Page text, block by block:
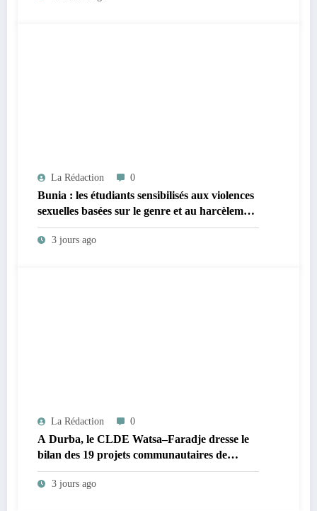
La Rédaction 0
Bunia : les étudiants sensibilisés aux violences
sexuelles basées sur le genre et au harcèlement
sexuel en milieu universitaire
3 jours ago
La Rédaction 0
A Durba, le CLDE Watsa–Faradje dresse le
bilan des 19 projets communautaires de
cahier de charge signé avec KGM S.A et
prépare le deuxième quinquennat
3 jours ago